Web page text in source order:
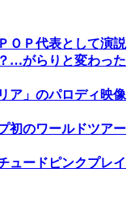
ＯＰ代表として演説
…がらりと変わった
ア」のパロディ映像
初のワールドツアー
ュードピンクプレイ